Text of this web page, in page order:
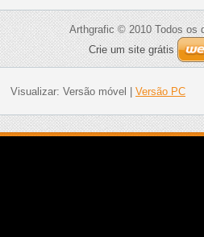
Arthgrafic © 2010 Todos os
Crie um site grátis
Visualizar: Versão móvel Versão PC